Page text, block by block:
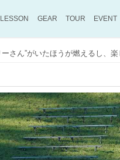
LESSON GEAR TOUR EVENT